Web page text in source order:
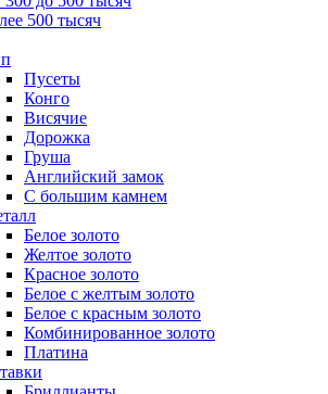
500 тысяч
Пусеты
Конго
Висячие
Дорожка
Груша
Английский замок
С большим камнем
Белое золото
Желтое золото
Красное золото
Белое с желтым золото
Белое с красным золото
Комбинированное золото
Платина